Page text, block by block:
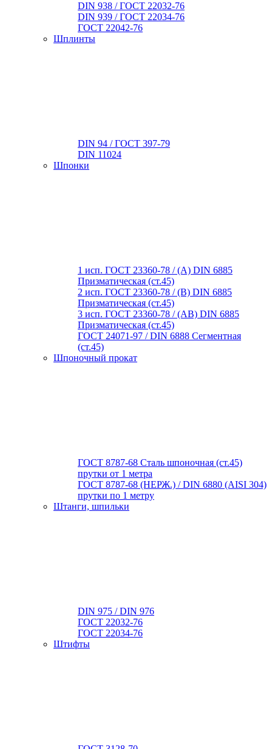
DIN 938 / ГОСТ 22032-76
DIN 939 / ГОСТ 22034-76
ГОСТ 22042-76
Шплинты
DIN 94 / ГОСТ 397-79
DIN 11024
Шпонки
1 исп. ГОСТ 23360-78 / (A) DIN 6885
Призматическая (ст.45)
2 исп. ГОСТ 23360-78 / (B) DIN 6885
Призматическая (ст.45)
3 исп. ГОСТ 23360-78 / (AB) DIN 6885
Призматическая (ст.45)
ГОСТ 24071-97 / DIN 6888 Сегментная
(ст.45)
Шпоночный прокат
ГОСТ 8787-68 Сталь шпоночная (ст.45)
прутки от 1 метра
ГОСТ 8787-68 (НЕРЖ.) / DIN 6880 (АISI 304)
прутки по 1 метру
Штанги, шпильки
DIN 975 / DIN 976
ГОСТ 22032-76
ГОСТ 22034-76
Штифты